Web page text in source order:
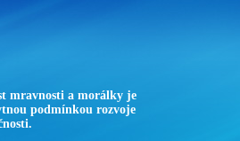
mravnosti a morálky je
podmínkou rozvoje